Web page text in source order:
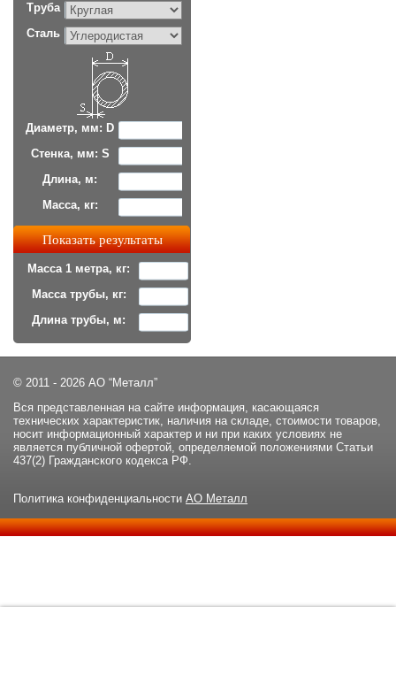
Труба
Сталь
Диаметр, мм: D
Стенка, мм: S
Длина, м:
Масса, кг:
Масса 1 метра, кг:
Масса трубы, кг:
Длина трубы, м:
© 2011 - 2026 АО “Металл”
Вся представленная на сайте информация, касающаяся
технических характеристик, наличия на складе, стоимости товаров,
носит информационный характер и ни при каких условиях не
является публичной офертой, определяемой положениями Статьи
437(2) Гражданского кодекса РФ.
Политика конфиденциальности АО Металл